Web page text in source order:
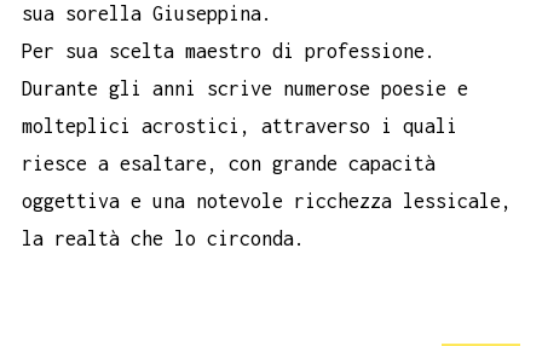
sua sorella Giuseppina.
Per sua scelta maestro di professione.
Durante gli anni scrive numerose poesie e
molteplici acrostici, attraverso i quali
riesce a esaltare, con grande capacità
oggettiva e una notevole ricchezza lessicale,
la realtà che lo circonda.